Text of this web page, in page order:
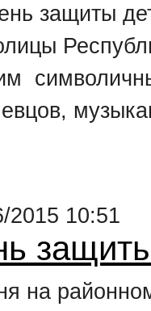
защиты
2015 10:51
на